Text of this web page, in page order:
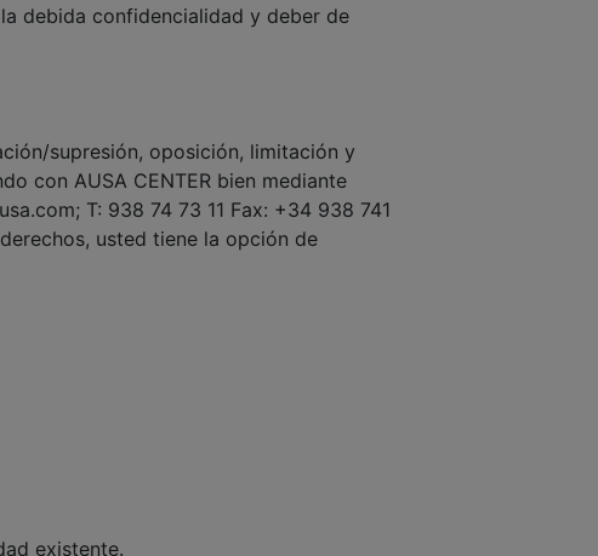
debida confidencialidad y deber de
supresión, oposición, limitación y
con AUSA CENTER bien mediante
T: 938 74 73 11 Fax: +34 938 741
usted tiene la opción de
existente.